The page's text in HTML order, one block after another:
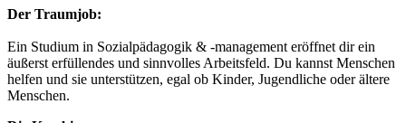
Der Traumjob:
Ein Studium in Sozialpädagogik & -management eröffnet dir ein
äußerst erfüllendes und sinnvolles Arbeitsfeld. Du kannst Menschen
helfen und sie unterstützen, egal ob Kinder, Jugendliche oder ältere
Menschen.